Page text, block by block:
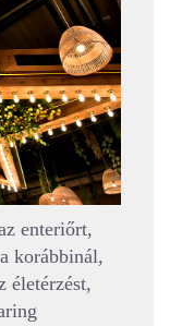
enteriőrt,
korábbinál,
életérzést,